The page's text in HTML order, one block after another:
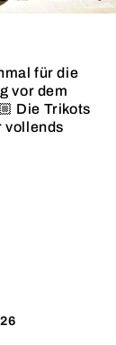
für die
vor dem
Die Trikots
vollends